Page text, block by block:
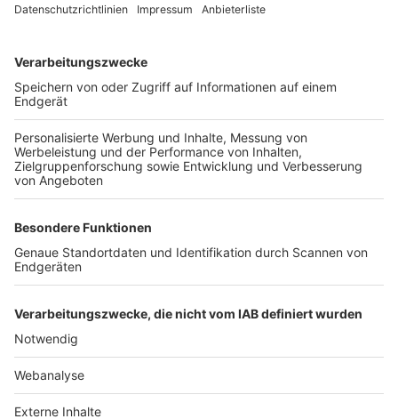
TOP-VEREINE
TOP-PARTNER
Nutzungsbedingungen Datenschutz Impressum